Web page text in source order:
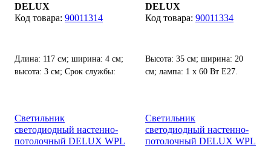
DELUX
90011314
Длина: 117 см; ширина: 4 см;
высота: 3 см; Срок службы:
DELUX
90011334
Высота: 35 см; ширина: 20
см; лампа: 1 х 60 Вт Е27.
Светильник
светодиодный настенно-
потолочный DELUX WPL
Светильник
светодиодный настенно-
потолочный DELUX WPL